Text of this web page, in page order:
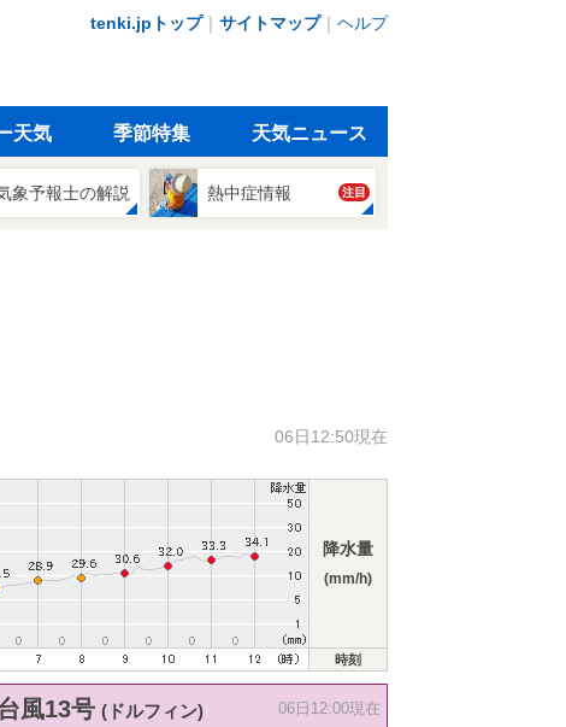
tenki.jpトップ｜ サイトマップ｜ ヘルプ
天気 季節特集 天気ニュース
象予報士の解説 熱中症情報 注目
06日12:50現在
降水量
(mm/h)
時刻
台風13号 (ドルフィン) 06日12:00現在